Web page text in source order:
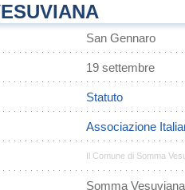
San Gennaro
19 settembre
Statuto
Associazione
Il Comune di Somma
Somma